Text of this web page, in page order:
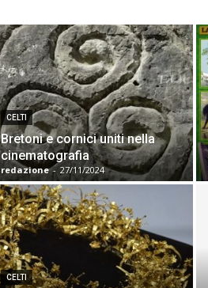
CELTI
Bretoni e cornici uniti nella
cinematografia
redazione - 27/11/2024
CELTI